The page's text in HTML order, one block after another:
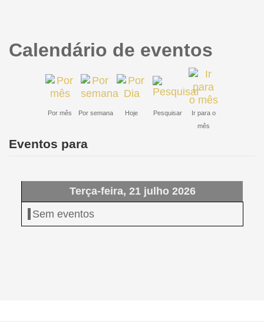
Calendário de eventos
Por mês Por semana Hoje Pesquisar
Ir para o
mês
Eventos para
Terça-feira, 21 julho 2026
Sem eventos